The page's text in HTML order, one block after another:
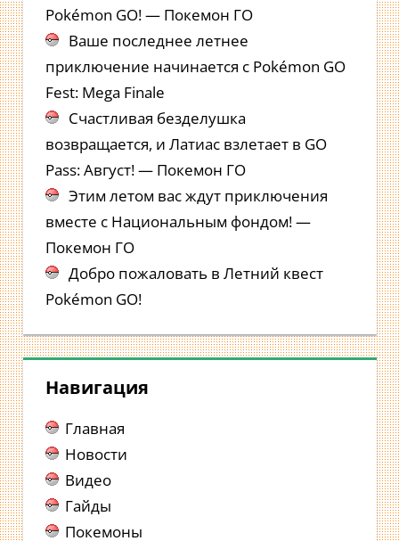
Pokémon GO! — Покемон ГО
Ваше последнее летнее
приключение начинается с Pokémon GO
Fest: Mega Finale
Счастливая безделушка
возвращается, и Латиас взлетает в GO
Pass: Август! — Покемон ГО
Этим летом вас ждут приключения
вместе с Национальным фондом! —
Покемон ГО
Добро пожаловать в Летний квест
Pokémon GO!
Навигация
Главная
Новости
Видео
Гайды
Покемоны